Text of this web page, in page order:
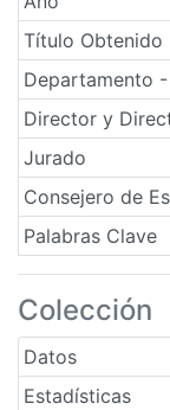
Título Obtenido
Departamento
Director y
Jurado
Consejero de
Palabras Clave
Colección
Datos
Estadísticas